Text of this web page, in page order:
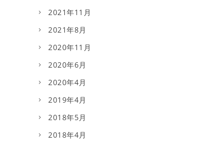
2021年11月
2021年8月
2020年11月
2020年6月
2020年4月
2019年4月
2018年5月
2018年4月